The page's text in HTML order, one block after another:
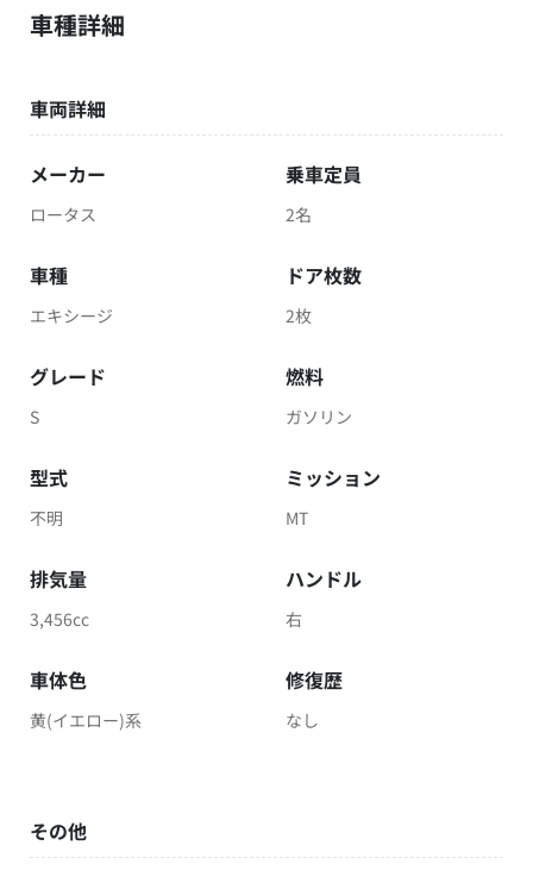
車種詳細
車両詳細
メーカー
ロータス
乗車定員
2名
車種
エキシージ
ドア枚数
2枚
グレード
S
燃料
ガソリン
型式
不明
ミッション
MT
排気量
3,456cc
ハンドル
右
車体色
黄(イエロー)系
修復歴
なし
その他